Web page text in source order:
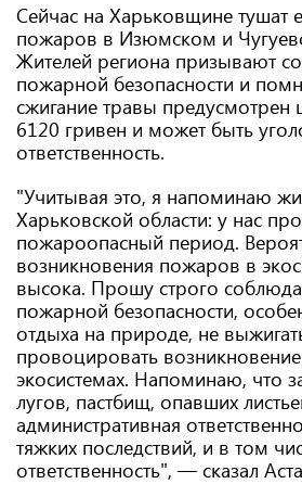
Сейчас на Харьковщине тушат
пожаров в Изюмском и
Жителей региона призывают
пожарной безопасности и
сжигание травы предусмотрен
6120 гривен и может быть
ответственность.
"Учитывая это, я напоминаю
Харьковской области: у нас
пожароопасный период.
возникновения пожаров в
высока. Прошу строго
пожарной безопасности,
отдыха на природе, не
провоцировать
экосистемах. Напоминаю, что
лугов, пастбищ, опавших
административная
тяжких последствий, и в том
ответственность", — сказал